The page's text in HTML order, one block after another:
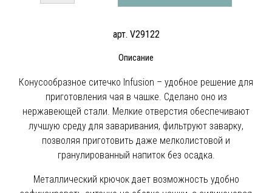
арт. V29122
Описание
Конусообразное ситечко Infusion – удобное решение для
приготовления чая в чашке. Сделано оно из
нержавеющей стали. Мелкие отверстия обеспечивают
лучшую среду для заваривания, фильтруют заварку,
позволяя приготовить даже мелколистовой и
гранулированный напиток без осадка.
Металлический крючок дает возможность удобно